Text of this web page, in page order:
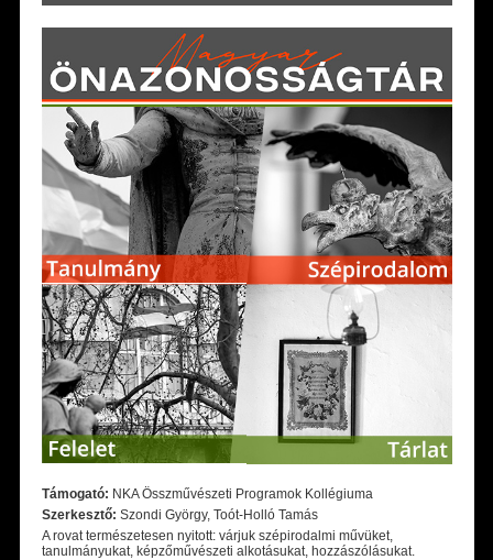
Támogató: NKA Összművészeti Programok Kollégiuma
Szerkesztő: Szondi György, Toót-Holló Tamás
A rovat természetesen nyitott: várjuk szépirodalmi művüket,
tanulmányukat, képzőművészeti alkotásukat, hozzászólásukat.